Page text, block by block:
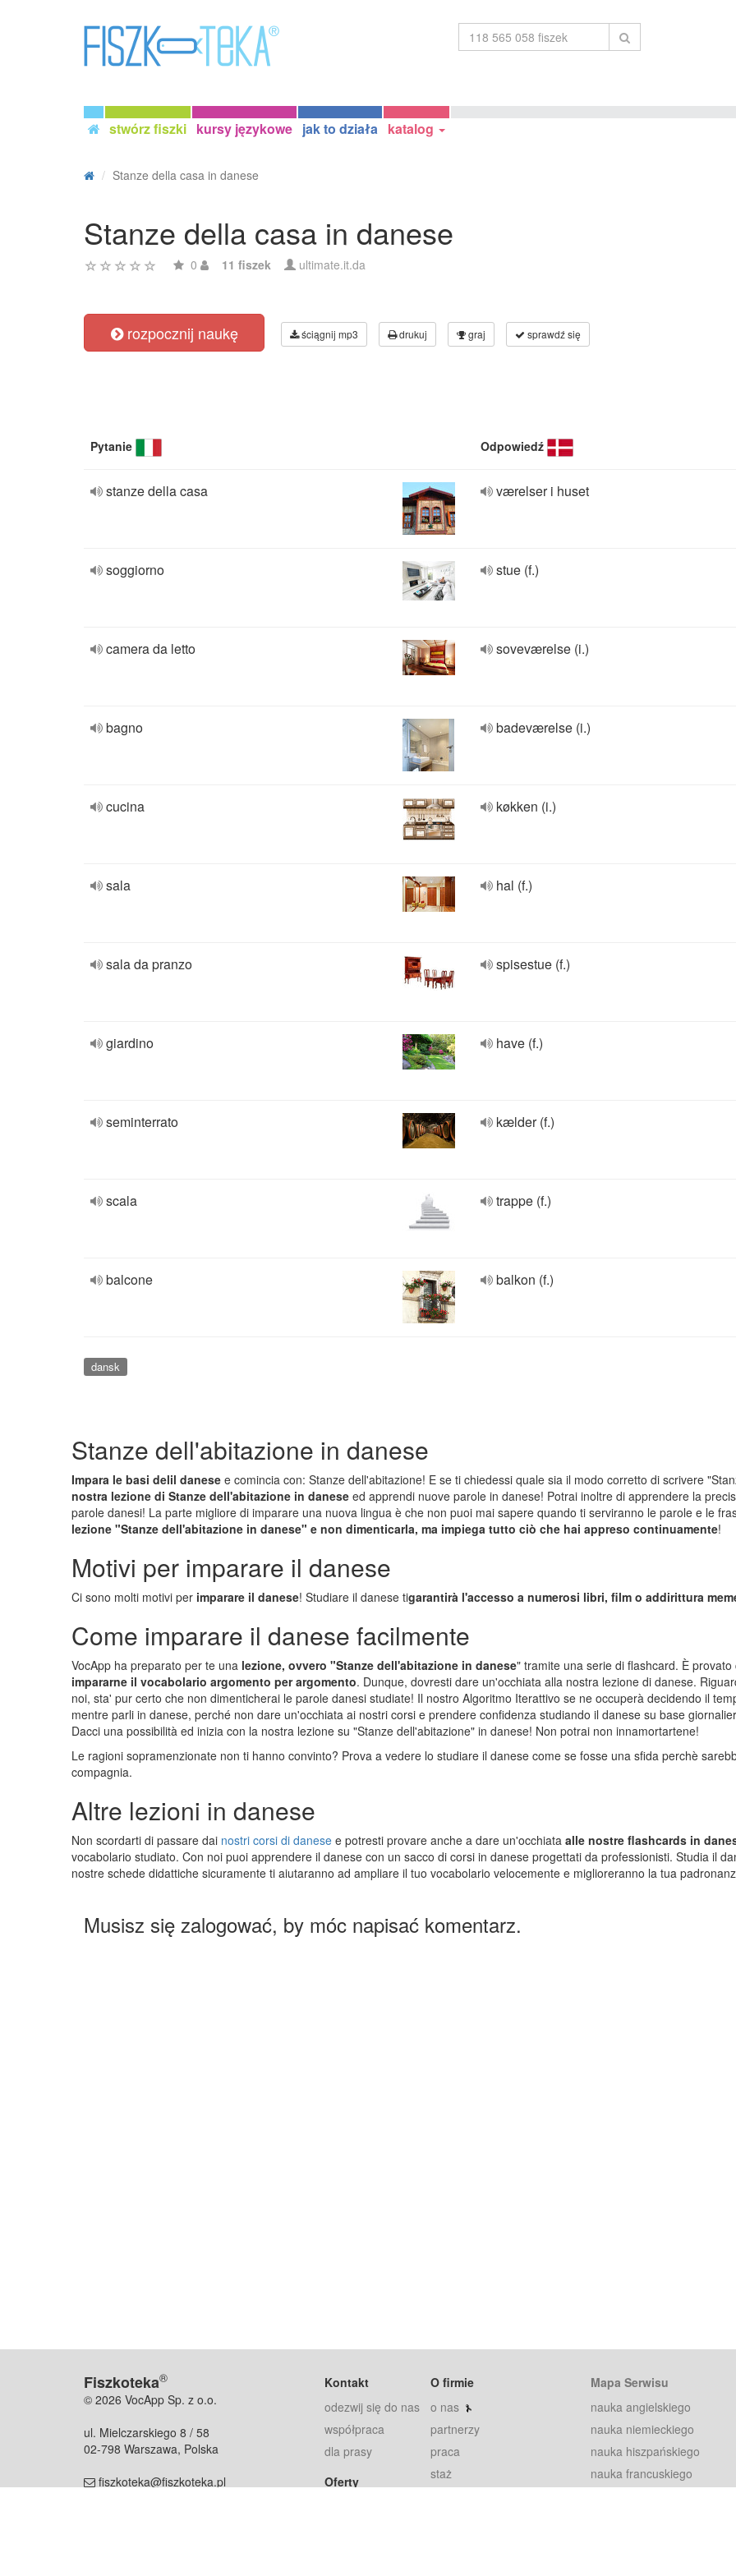
stwórz fiszki kursy językowe jak to działa katalog
Stanze della casa in danese
Stanze della casa in danese
0 11 fiszek ultimate.it.da
rozpocznij naukę ściągnij mp3 drukuj graj sprawdź się
Pytanie Odpowiedź
stanze della casa værelser i huset
soggiorno stue (f.)
camera da letto soveværelse (i.)
bagno badeværelse (i.)
cucina køkken (i.)
sala hal (f.)
sala da pranzo spisestue (f.)
giardino have (f.)
seminterrato kælder (f.)
scala trappe (f.)
balcone balkon (f.)
dansk
Stanze dell'abitazione in danese
Impara le basi delil danese e comincia con: Stanze dell'abitazione! E se ti chiedessi quale sia il modo corretto di scrivere
nostra lezione di Stanze dell'abitazione in danese ed apprendi nuove parole in danese! Potrai inoltre di apprendere la
parole danesi! La parte migliore di imparare una nuova lingua è che non puoi mai sapere quando ti serviranno le parole e le
lezione "Stanze dell'abitazione in danese" e non dimenticarla, ma impiega tutto ciò che hai appreso continuamente!
Motivi per imparare il danese
Ci sono molti motivi per imparare il danese! Studiare il danese tigarantirà l'accesso a numerosi libri, film o addirittura
Come imparare il danese facilmente
VocApp ha preparato per te una lezione, ovvero "Stanze dell'abitazione in danese" tramite una serie di flashcard. È provato
impararne il vocabolario argomento per argomento. Dunque, dovresti dare un'occhiata alla nostra lezione di danese.
noi, sta' pur certo che non dimenticherai le parole danesi studiate! Il nostro Algoritmo Iterattivo se ne occuperà decidendo il
mentre parli in danese, perché non dare un'occhiata ai nostri corsi e prendere confidenza studiando il danese su base
Dacci una possibilità ed inizia con la nostra lezione su "Stanze dell'abitazione" in danese! Non potrai non innamortartene!
Le ragioni sopramenzionate non ti hanno convinto? Prova a vedere lo studiare il danese come se fosse una sfida perchè
compagnia.
Altre lezioni in danese
Non scordarti di passare dai nostri corsi di danese e potresti provare anche a dare un'occhiata alle nostre flashcards in
vocabolario studiato. Con noi puoi apprendere il danese con un sacco di corsi in danese progettati da professionisti. Studia il
nostre schede didattiche sicuramente ti aiutaranno ad ampliare il tuo vocabolario velocemente e miglioreranno la tua
Musisz się zalogować, by móc napisać komentarz.
Fiszkoteka®
© 2026 VocApp Sp. z o.o.
ul. Mielczarskiego 8 / 58
02-798 Warszawa, Polska
fiszkoteka@fiszkoteka.pl
Kontakt
odezwij się do nas
współpraca
dla prasy
Oferty
O firmie
o nas
partnerzy
praca
staż
Mapa Serwisu
nauka angielskiego
nauka niemieckiego
nauka hiszpańskiego
nauka francuskiego